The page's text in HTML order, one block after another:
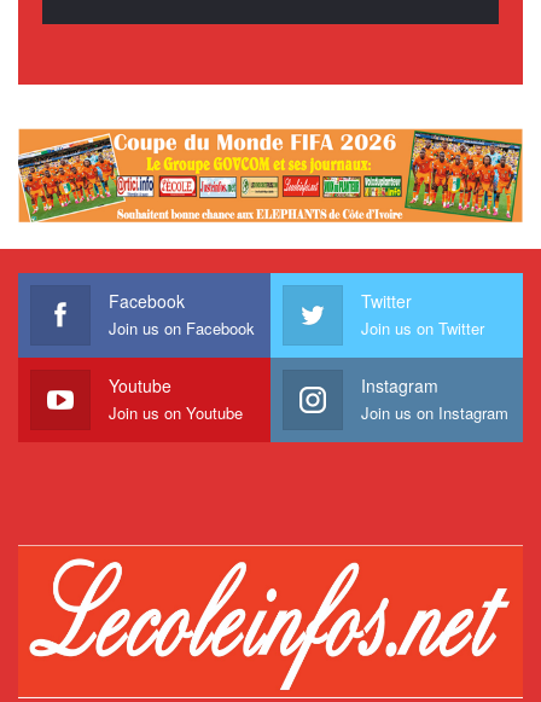
Facebook
Join us on Facebook
Twitter
Join us on Twitter
Youtube
Join us on Youtube
Instagram
Join us on Instagram